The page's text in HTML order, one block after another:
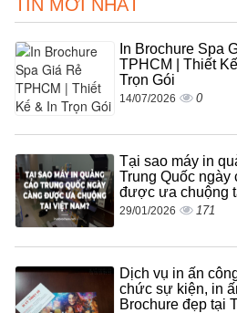
TIN MỚI NHẤT
In Brochure Spa
TPHCM | Thiết
Trọn Gói
14/07/2026 0
Tại sao máy in
Trung Quốc ngày
được ưa chuộng
29/01/2026 171
Dịch vụ in ấn
chức sự kiện, in
Brochure đẹp tại